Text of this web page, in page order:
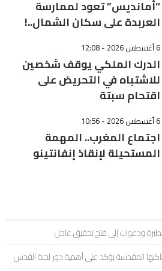
“أمانديس” تعود لممارسة
العربدة على سكان الشمال..!
6 أغسطس 2026 - 12:08
الدرك الملكي يوقف شخصين
للاشتباه في التحريض على
اقتحام سبتة
6 أغسطس 2026 - 10:56
اجتماع المغرب.. المهمة
المستحيلة لإنقاذ إنفانتينو
ودعوات إلى فتح تحقيق عاجل
المقدسة يؤكد على أهمية دور لجنة القدس